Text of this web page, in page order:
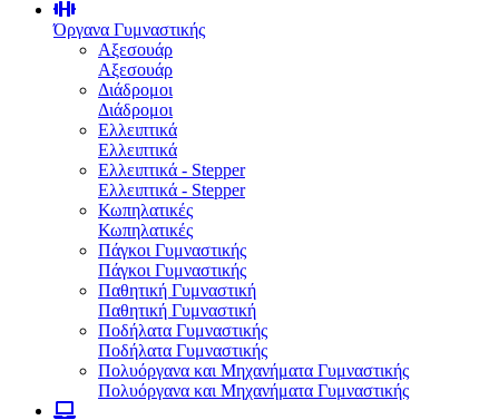
Όργανα Γυμναστικής
Αξεσουάρ
Αξεσουάρ
Διάδρομοι
Διάδρομοι
Ελλειπτικά
Ελλειπτικά
Ελλειπτικά - Stepper
Ελλειπτικά - Stepper
Κωπηλατικές
Κωπηλατικές
Πάγκοι Γυμναστικής
Πάγκοι Γυμναστικής
Παθητική Γυμναστική
Παθητική Γυμναστική
Ποδήλατα Γυμναστικής
Ποδήλατα Γυμναστικής
Πολυόργανα και Μηχανήματα Γυμναστικής
Πολυόργανα και Μηχανήματα Γυμναστικής